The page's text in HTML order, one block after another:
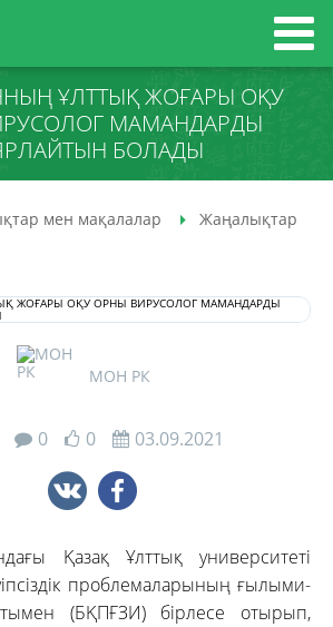
ҰЛТТЫҚ ЖОҒАРЫ ОҚУ
МАМАНДАРДЫ
БОЛАДЫ
мен мақалалар Жаңалықтар
МОН РК
0 0 03.09.2021
Қазақ Ұлттық университеті
проблемаларының ғылыми-
(БҚПҒЗИ) бірлесе отырып,